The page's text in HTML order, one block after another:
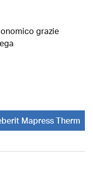
grazie
Mapress Therm